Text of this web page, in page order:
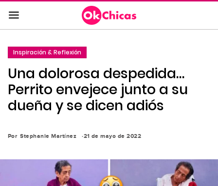
Saltar
al
contenido
a
la
navegación
principal
Inspiración & Reflexión
Una dolorosa despedida…
Perrito envejece junto a su
dueña y se dicen adiós
Por Stephanie Martínez 21 de mayo de 2022